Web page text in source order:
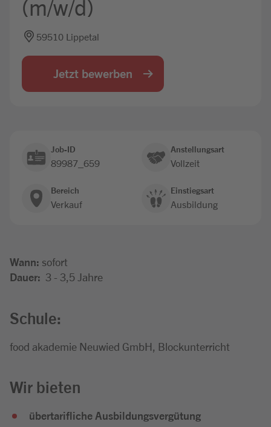
(m/w/d)
59510 Lippetal
Jetzt bewerben
Job-ID
89987_659
Anstellungsart
Vollzeit
Bereich
Verkauf
Einstiegsart
Ausbildung
Wann: sofort
Dauer: 3 - 3,5 Jahre
Schule:
food akademie Neuwied GmbH, Blockunterricht
Wir bieten
übertarifliche Ausbildungsvergütung